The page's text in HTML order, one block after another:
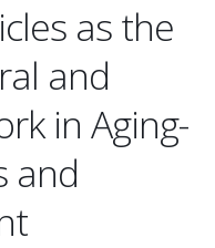
as the
and
in Aging-
and